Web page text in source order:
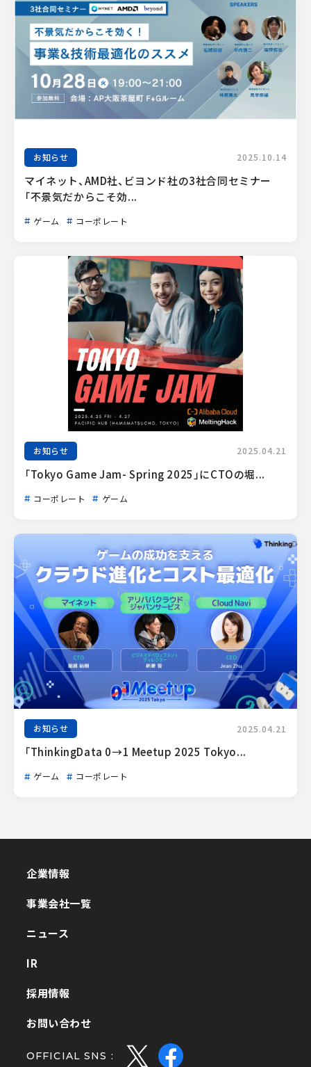
お知らせ 2025.10.14
マイネット、AMD社、ビヨンド社の3社合同セミナー
「不景気だからこそ効...
ゲーム コーポレート
お知らせ 2025.04.21
「Tokyo Game Jam- Spring 2025」にCTOの堀...
コーポレート ゲーム
お知らせ 2025.04.21
「ThinkingData 0→1 Meetup 2025 Tokyo...
ゲーム コーポレート
企業情報
事業会社一覧
ニュース
IR
採用情報
お問い合わせ
OFFICIAL SNS :